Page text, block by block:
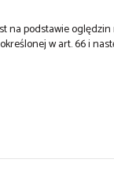
na podstawie
w art. 66 i